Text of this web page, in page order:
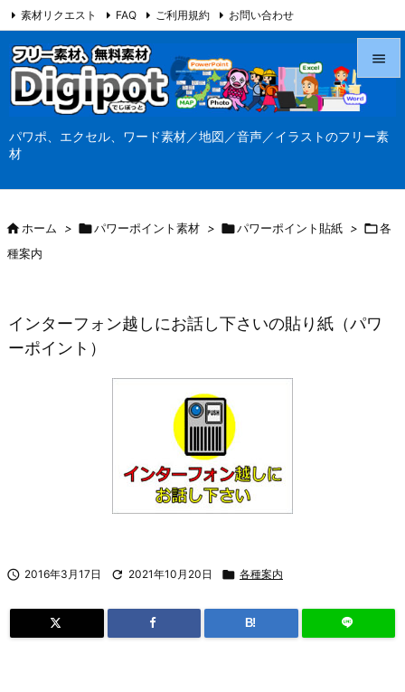
パワポ、エクセル、ワード素材／地図／音声／イラストのフリー素
材




素材リクエスト FAQ ご利用規約 お問い合わせ
当サイト（Digipot.net）について
ホーム > パワーポイント素材 > パワーポイント貼紙 > 各
種案内
インターフォン越しにお話し下さいの貼り紙（パワ
ーポイント）
 2016年3月17日  2021年10月20日  各種案内
B!